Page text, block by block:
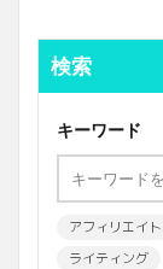
検索
キーワード
アフィリエイト
ライティング